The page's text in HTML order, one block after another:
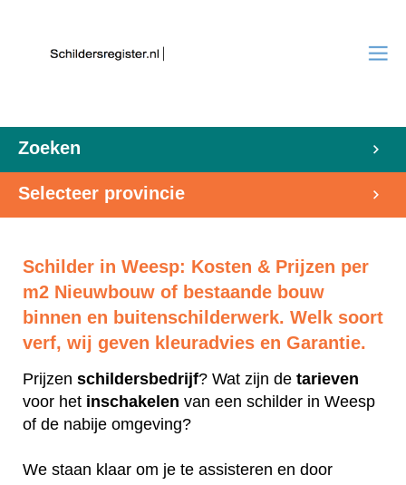
Zoeken
Selecteer provincie
Schilder in Weesp: Kosten & Prijzen per
m2 Nieuwbouw of bestaande bouw
binnen en buitenschilderwerk. Welk soort
verf, wij geven kleuradvies en Garantie.
Prijzen schildersbedrijf? Wat zijn de tarieven
voor het inschakelen van een schilder in Weesp
of de nabije omgeving?
We staan klaar om je te assisteren en door